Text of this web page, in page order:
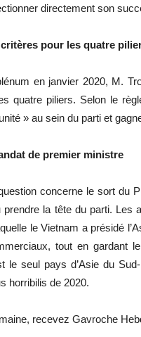
directement son
pour les quatre
en janvier 2020, M.
quatre piliers. Selon le
» au sein du parti et
de premier ministre
concerne le sort du
prendre la tête du parti. Les
le Vietnam a présidé
tout en gardant
le seul pays d’Asie du
horribilis de 2020.
recevez Gavroche